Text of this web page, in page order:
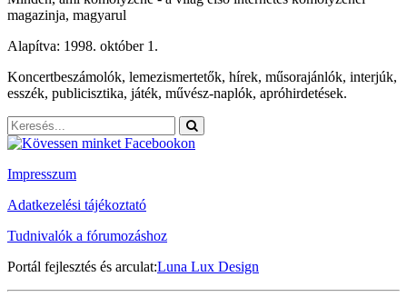
magazinja, magyarul
Alapítva: 1998. október 1.
Koncertbeszámolók, lemezismertetők, hírek, műsorajánlók, interjúk,
esszék, publicisztika, játék, művész-naplók, apróhirdetések.
Impresszum
Adatkezelési tájékoztató
Tudnivalók a fórumozáshoz
Portál fejlesztés és arculat:Luna Lux Design